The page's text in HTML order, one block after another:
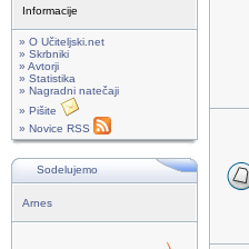
Informacije
» O Učiteljski.net
» Skrbniki
» Avtorji
» Statistika
» Nagradni natečaji
» Pišite
» Novice RSS
Sodelujemo
Arnes